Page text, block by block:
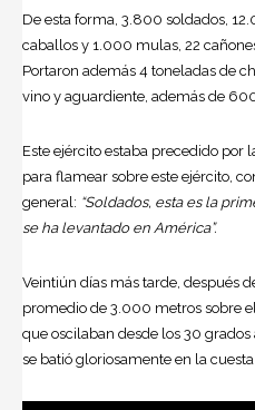
De esta forma, 3.800 soldados,
caballos y 1.000 mulas, 22
Portaron además 4 toneladas de
vino y aguardiente, además de
Este ejército estaba precedido por
para flamear sobre este ejército,
general: “Soldados, esta es la
se ha levantado en América”.
Veintiún días más tarde, después
promedio de 3.000 metros sobre
que oscilaban desde los 30
se batió gloriosamente en la